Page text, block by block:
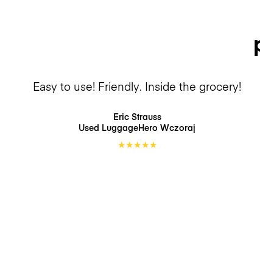
Easy to use! Friendly. Inside the grocery!
Eric Strauss
Used LuggageHero Wczoraj
★★★★★